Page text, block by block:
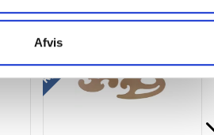
Afvis
Køb mere og spar